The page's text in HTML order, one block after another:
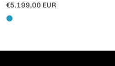
Prezzo normale
€5.199,00 EUR